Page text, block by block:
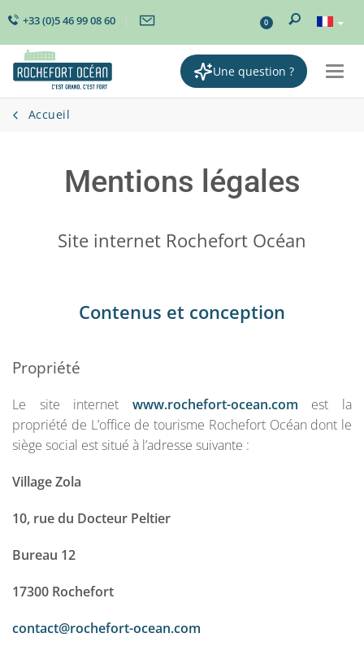
+33 (0)5 46 99 08 60 0
Une question ?
Accueil
Mentions légales
Site internet Rochefort Océan
Contenus et conception
Propriété
Le site internet www.rochefort-ocean.com est la
propriété de L’office de tourisme Rochefort Océan dont le
siège social est situé à l’adresse suivante :
Village Zola
10, rue du Docteur Peltier
Bureau 12
17300 Rochefort
contact@rochefort-ocean.com